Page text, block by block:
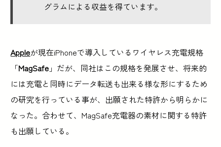
グラムによる収益を得ています。
Appleが現在iPhoneで導入しているワイヤレス充電規格
「MagSafe 」だが、同社はこの規格を発展させ、将来的
には充電と同時にデータ転送も出来る様な形にするため
の研究を行っている事が、出願された特許から明らかに
なった。合わせて、MagSafe充電器の素材に関する特許
も出願している。